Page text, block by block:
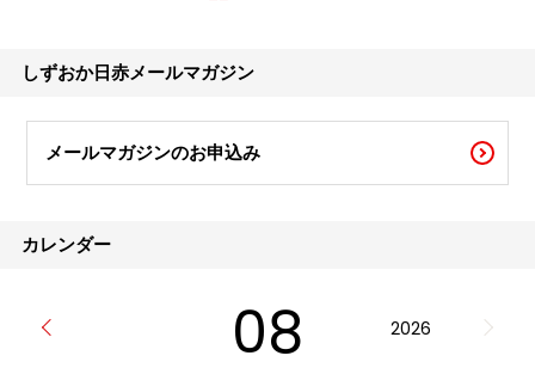
者さんにお届けするため、新たに成人を迎え
しずおか日赤メールマガジン
メールマガジンのお申込み
カレンダー
08 2026